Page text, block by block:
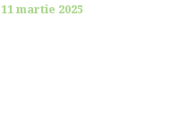
11 martie 2025